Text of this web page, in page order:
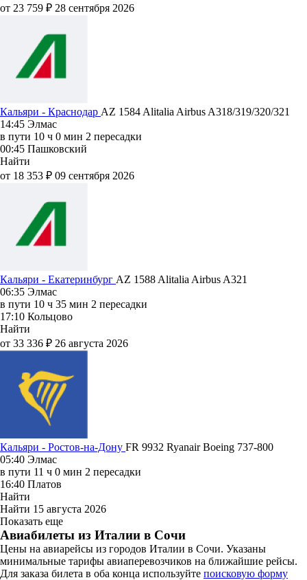
от 23 759 ₽ 28 сентября 2026
Кальяри - Краснодар AZ 1584 Alitalia Airbus A318/319/320/321
14:45 Элмас
в пути 10 ч 0 мин 2 пересадки
00:45 Пашковский
Найти
от 18 353 ₽ 09 сентября 2026
Кальяри - Екатеринбург AZ 1588 Alitalia Airbus A321
06:35 Элмас
в пути 10 ч 35 мин 2 пересадки
17:10 Кольцово
Найти
от 33 336 ₽ 26 августа 2026
Кальяри - Ростов-на-Дону FR 9932 RyanairBoeing 737-800
05:40 Элмас
в пути 11 ч 0 мин 2 пересадки
16:40 Платов
Найти
Найти 15 августа 2026
Показать еще
Авиабилеты из Италии в Сочи
Цены на авиарейсы из городов Италии в Сочи. Указаны
минимальные тарифы авиаперевозчиков на ближайшие рейсы.
Для заказа билета в оба конца используйте поисковую форму